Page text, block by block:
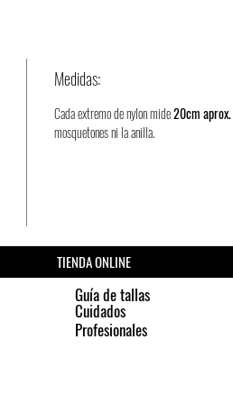
Medidas:
Cada extremo de nylon mide20cm aprox.
mosquetones ni la anilla.
TIENDA ONLINE
Guía de tallas
Cuidados
Profesionales